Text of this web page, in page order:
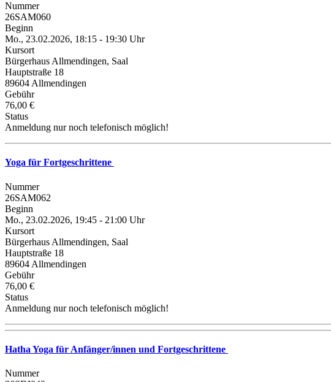
Nummer
26SAM060
Beginn
Mo., 23.02.2026, 18:15 - 19:30 Uhr
Kursort
Bürgerhaus Allmendingen, Saal
Hauptstraße 18
89604 Allmendingen
Gebühr
76,00 €
Status
Anmeldung nur noch telefonisch möglich!
Yoga für Fortgeschrittene
Nummer
26SAM062
Beginn
Mo., 23.02.2026, 19:45 - 21:00 Uhr
Kursort
Bürgerhaus Allmendingen, Saal
Hauptstraße 18
89604 Allmendingen
Gebühr
76,00 €
Status
Anmeldung nur noch telefonisch möglich!
Hatha Yoga für Anfänger/innen und Fortgeschrittene
Nummer